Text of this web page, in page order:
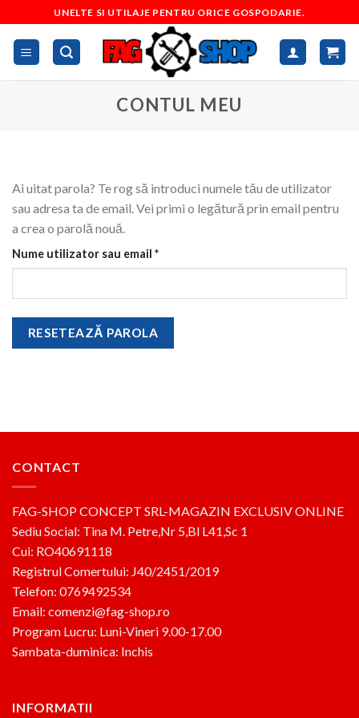
to
content
UNELTE SI UTILAJE PENTRU ORICE GOSPODARIE.
CONTUL MEU
Ai uitat parola? Te rog să introduci numele tău de utilizator
sau adresa ta de email. Vei primi o legătură prin email pentru
a crea o parolă nouă.
Nume utilizator sau email *Obligatoriu
RESETEAZĂ PAROLA
CONTACT
FAG-SHOP CONCEPT SRL-MAGAZIN EXCLUSIV ONLINE
Sediu Social: Tina M. Petre,Nr 5,Bl L41,Sc 1
Cui: RO40691118
Registrul Comertului: J40/2451/2019
Telefon: 0769492534
Email: comenzi@fag-shop.ro
Program Lucru: Luni-Vineri 9.00-17.00
Sambata-duminica: Inchis
INFORMATII